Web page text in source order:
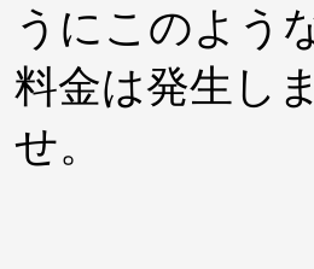
うにこのよう
料金は発生し
せ。